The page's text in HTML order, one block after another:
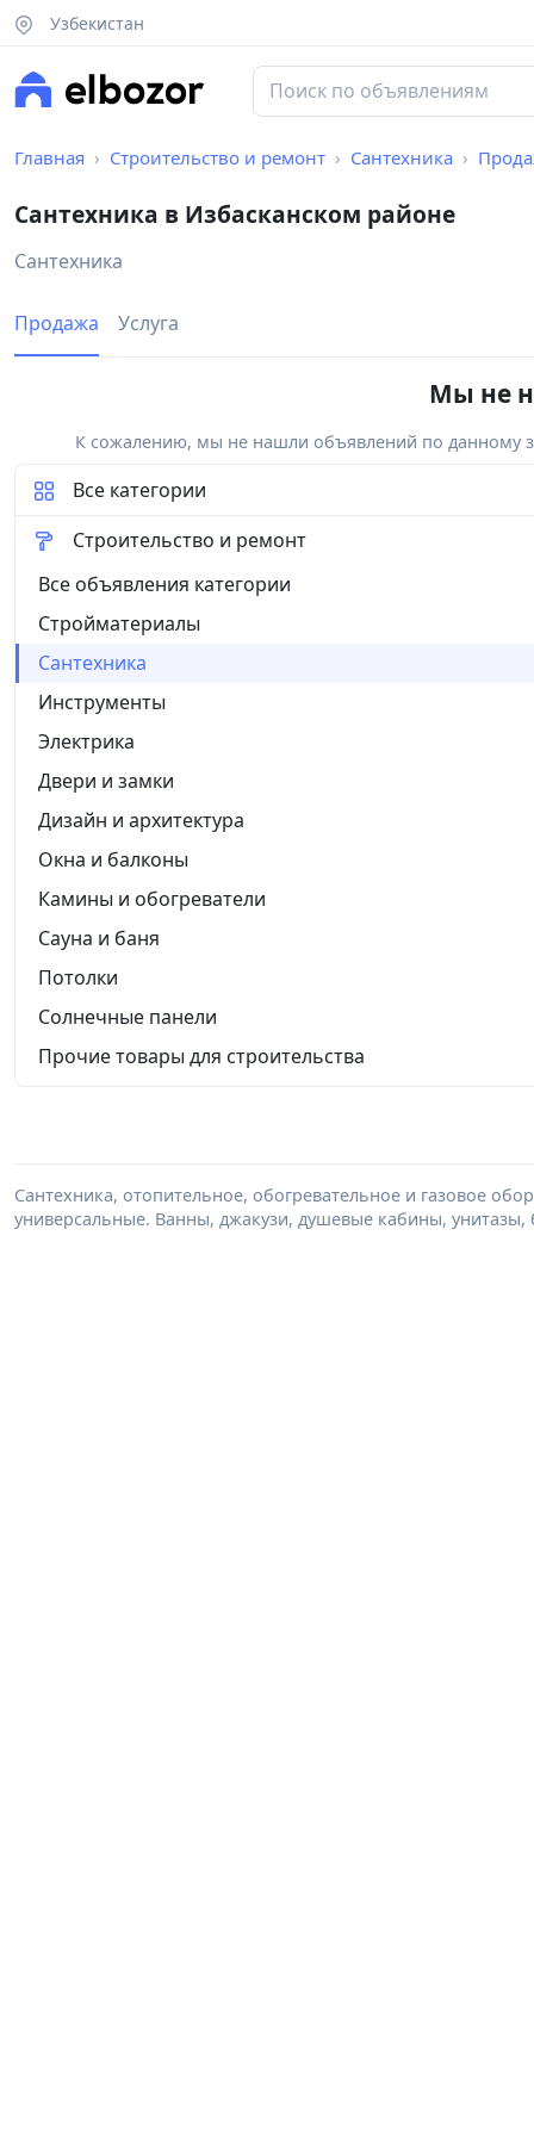
Узбекистан
Главная Строительство и ремонт Сантехника
Сантехника в Избасканском районе
Сантехника
Продажа Услуга
Мы не
К сожалению, мы не нашли объявлений по данному
Все категории
Строительство и ремонт
Все объявления категории
Стройматериалы
Сантехника
Инструменты
Электрика
Двери и замки
Дизайн и архитектура
Окна и балконы
Камины и обогреватели
Сауна и баня
Потолки
Солнечные панели
Прочие товары для строительства
Сантехника, отопительное, обогревательное и газовое
универсальные. Ванны, джакузи, душевые кабины, унитазы,